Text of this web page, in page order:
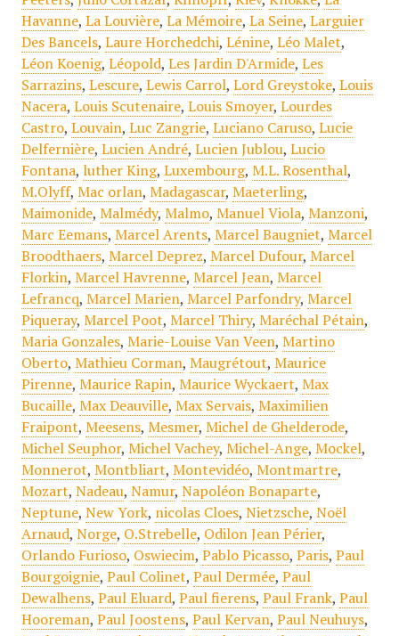
Havanne, La Louvière, La Mémoire, La Seine, Larguier
Des Bancels, Laure Horchedchi, Lénine, Léo Malet,
Léon Koenig, Léopold, Les Jardin D'Armide, Les
Sarrazins, Lescure, Lewis Carrol, Lord Greystoke, Louis
Nacera, Louis Scutenaire, Louis Smoyer, Lourdes
Castro, Louvain, Luc Zangrie, Luciano Caruso, Lucie
Delfernière, Lucien André, Lucien Jublou, Lucio
Fontana, luther King, Luxembourg, M.L. Rosenthal,
M.Olyff, Mac orlan, Madagascar, Maeterling,
Maimonide, Malmédy, Malmo, Manuel Viola, Manzoni,
Marc Eemans, Marcel Arents, Marcel Baugniet, Marcel
Broodthaers, Marcel Deprez, Marcel Dufour, Marcel
Florkin, Marcel Havrenne, Marcel Jean, Marcel
Lefrancq, Marcel Marien, Marcel Parfondry, Marcel
Piqueray, Marcel Poot, Marcel Thiry, Maréchal Pétain,
Maria Gonzales, Marie-Louise Van Veen, Martino
Oberto, Mathieu Corman, Maugrétout, Maurice
Pirenne, Maurice Rapin, Maurice Wyckaert, Max
Bucaille, Max Deauville, Max Servais, Maximilien
Fraipont, Meesens, Mesmer, Michel de Ghelderode,
Michel Seuphor, Michel Vachey, Michel-Ange, Mockel,
Monnerot, Montbliart, Montevidéo, Montmartre,
Mozart, Nadeau, Namur, Napoléon Bonaparte,
Neptune, New York, nicolas Cloes, Nietzsche, Noël
Arnaud, Norge, O.Strebelle, Odilon Jean Périer,
Orlando Furioso, Oswiecim, Pablo Picasso, Paris, Paul
Bourgoignie, Paul Colinet, Paul Dermée, Paul
Dewalhens, Paul Eluard, Paul fierens, Paul Frank, Paul
Hooreman, Paul Joostens, Paul Kervan, Paul Neuhuys,